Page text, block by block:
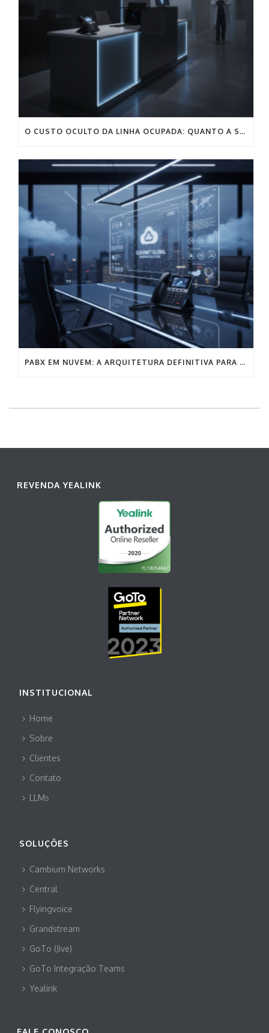
O CUSTO OCULTO DA LINHA OCUPADA: QUANTO A SUA CLÍNICA SANGRA POR MÊS NA RECEPÇÃO?
PABX EM NUVEM: A ARQUITETURA DEFINITIVA PARA A COMUNICAÇÃO EMPRESARIAL SEM FRICÇÃO
REVENDA YEALINK
INSTITUCIONAL
Home
Sobre
Clientes
Contato
LLMs
SOLUÇÕES
Cambium Networks
Central
Flyingvoice
Grandstream
GoTo (Jive)
GoTo Integração Teams
Yealink